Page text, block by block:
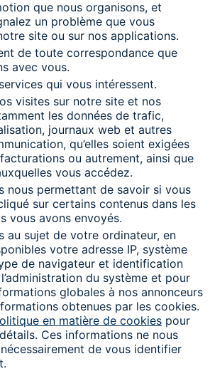
que nous organisons, et
un problème que vous
site ou sur nos applications.
de toute correspondance que
avec vous.
qui vous intéressent.
visites sur notre site et nos
les données de trafic,
journaux web et autres
qu’elles soient exigées
ou autrement, ainsi que
vous accédez.
nous permettant de savoir si vous
sur certains contenus dans les
vous avons envoyés.
au sujet de votre ordinateur, en
votre adresse IP, système
de navigateur et identification
du système et pour
globales à nos annonceurs
obtenues par les cookies.
en matière de cookies pour
Ces informations ne nous
de vous identifier